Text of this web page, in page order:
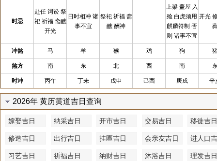
时忌
赴任 词讼 祭
祀 祈福 斋醮
开光
日时相冲 诸
事不宜
祭祀 祈福 斋
醮 酬神
上梁 盖屋 入
殓 白虎须用
麒麟符制 否
则 诸事不宜
开光
冲煞 马 羊 猴 鸡 狗
煞方 南 东 北 西 南
时冲 丙午 丁未 戊申 己酉 庚戍 辛
2026年 黄历黄道吉日查询
嫁娶吉日 纳采吉日 开市吉日 交易吉日 移徙吉日
修造吉日 出行吉日 挂匾吉日 会亲友吉日 进人口
习艺吉日 祈福吉日 纳财吉日 沐浴吉日 理发吉日